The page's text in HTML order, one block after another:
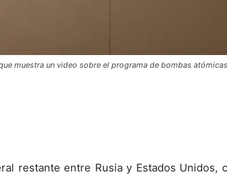
muestra un video sobre el programa de bombas
restante entre Rusia y Estados Unidos,